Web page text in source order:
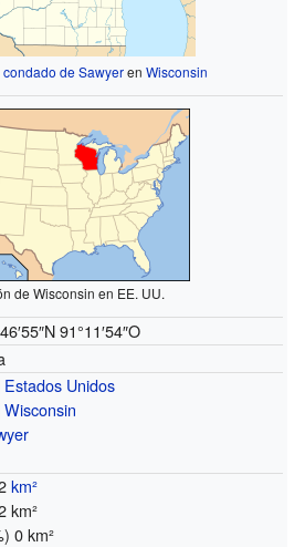
condado de SawyerenWisconsin
de Wisconsin en EE. UU.
91°11′54″O
Estados Unidos
Wisconsin
km²
km²
0 km²